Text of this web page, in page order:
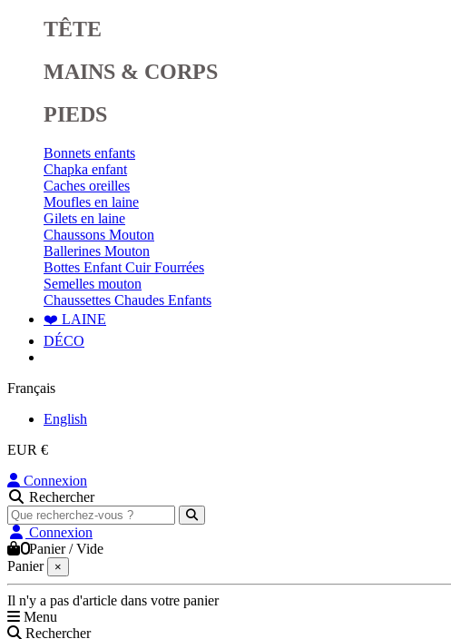
TÊTE
MAINS & CORPS
PIEDS
Bonnets enfants
Chapka enfant
Caches oreilles
Moufles en laine
Gilets en laine
Chaussons Mouton
Ballerines Mouton
Bottes Enfant Cuir Fourrées
Semelles mouton
Chaussettes Chaudes Enfants
❤️ LAINE
DÉCO
Français
English
EUR €
Connexion
Rechercher
Connexion
0Panier /Vide
Panier
×
Il n'y a pas d'article dans votre panier
Menu
Rechercher